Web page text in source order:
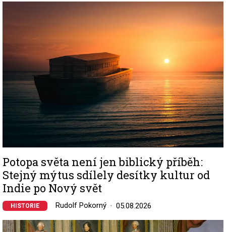
Potopa světa není jen biblický příběh:
Stejný mýtus sdílely desítky kultur od
Indie po Nový svět
HISTORIE Rudolf Pokorný 05.08.2026
Image